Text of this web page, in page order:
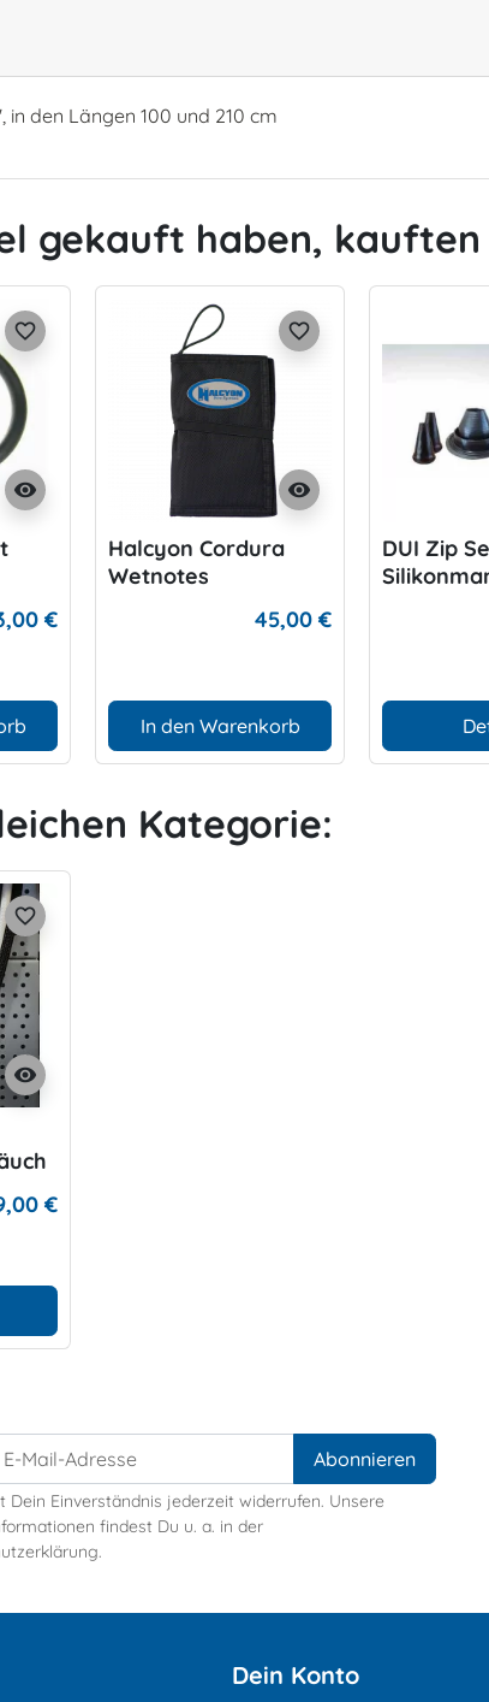
den Längen 100 und 210 cm
gekauft haben, kauften
visibility
favorite_border
€
visibility
favorite_border
Halcyon Cordura
Wetnotes
45,00 €
In den Warenkorb
DUI Zip
Kategorie:
visibility
favorite_border
€
Dein Einverständnis jederzeit widerrufen. Unsere
findest Du u. a. in der
Dein Konto